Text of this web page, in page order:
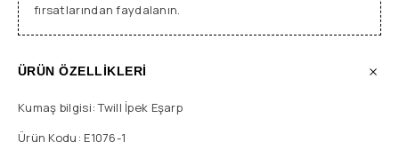
fırsatlarından faydalanın.
ÜRÜN ÖZELLİKLERİ
Kumaş bilgisi: Twill İpek Eşarp
Ürün Kodu: E1076-1